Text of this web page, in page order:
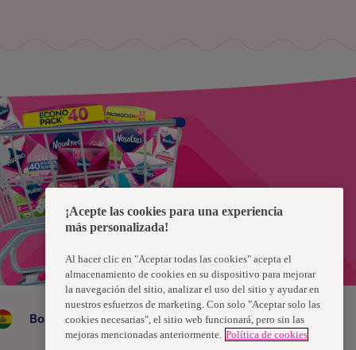
Bolivia
¡Acepte las cookies para una experiencia
más personalizada!
Al hacer clic en "Aceptar todas las cookies" acepta el
almacenamiento de cookies en su dispositivo para mejorar
la navegación del sitio, analizar el uso del sitio y ayudar en
nuestros esfuerzos de marketing. Con solo "Aceptar solo las
cookies necesarias", el sitio web funcionará, pero sin las
mejoras mencionadas anteriormente. Política de cookies